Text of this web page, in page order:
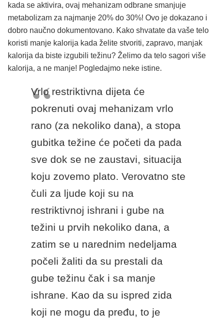
kada se aktivira, ovaj mehanizam odbrane smanjuje
metabolizam za najmanje 20% do 30%! Ovo je dokazano i
dobro naučno dokumentovano. Kako shvatate da vaše telo
koristi manje kalorija kada želite stvoriti, zapravo, manjak
kalorija da biste izgubili težinu? Želimo da telo sagori više
kalorija, a ne manje! Pogledajmo neke istine.
Vrlo restriktivna dijeta će
pokrenuti ovaj mehanizam vrlo
rano (za nekoliko dana), a stopa
gubitka težine će početi da pada
sve dok se ne zaustavi, situacija
koju zovemo plato. Verovatno ste
čuli za ljude koji su na
restriktivnoj ishrani i gube na
težini u prvih nekoliko dana, a
zatim se u narednim nedeljama
počeli žaliti da su prestali da
gube težinu čak i sa manje
ishrane. Kao da su ispred zida
koji ne mogu da pređu, to je